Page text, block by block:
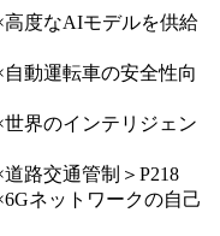
高度なAIモデルを供給
自動運転車の安全性向
世界のインテリジェン
路交通管制＞P218
ネットワークの自己